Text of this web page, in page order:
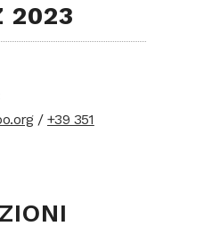
2023
/+39 351